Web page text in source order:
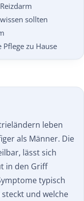
sollten
zu Hause
leben
als Männer. Die
lässt sich
in den Griff
typisch
und welche